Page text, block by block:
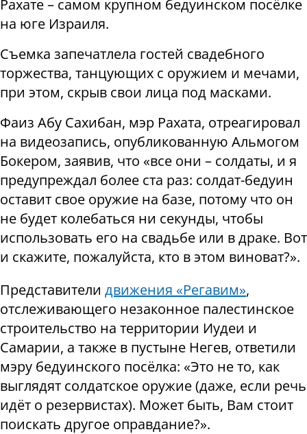
Рахате – самом крупном бедуинском посёлке
на юге Израиля.
Съемка запечатлела гостей свадебного
торжества, танцующих с оружием и мечами,
при этом, скрыв свои лица под масками.
Фаиз Абу Сахибан, мэр Рахата, отреагировал
на видеозапись, опубликованную Альмогом
Бокером, заявив, что «все они – солдаты, и я
предупреждал более ста раз: солдат-бедуин
оставит свое оружие на базе, потому что он
не будет колебаться ни секунды, чтобы
использовать его на свадьбе или в драке. Вот
и скажите, пожалуйста, кто в этом виноват?».
Представители движения «Регавим»,
отслеживающего незаконное палестинское
строительство на территории Иудеи и
Самарии, а также в пустыне Негев, ответили
мэру бедуинского посёлка: «Это не то, как
выглядят солдатское оружие (даже, если речь
идёт о резервистах). Может быть, Вам стоит
поискать другое оправдание?».